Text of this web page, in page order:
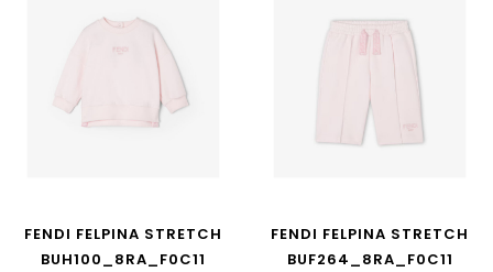
FENDI FELPINA STRETCH
BUH100_8RA_F0C11
FENDI FELPINA STRETCH
BUF264_8RA_F0C11